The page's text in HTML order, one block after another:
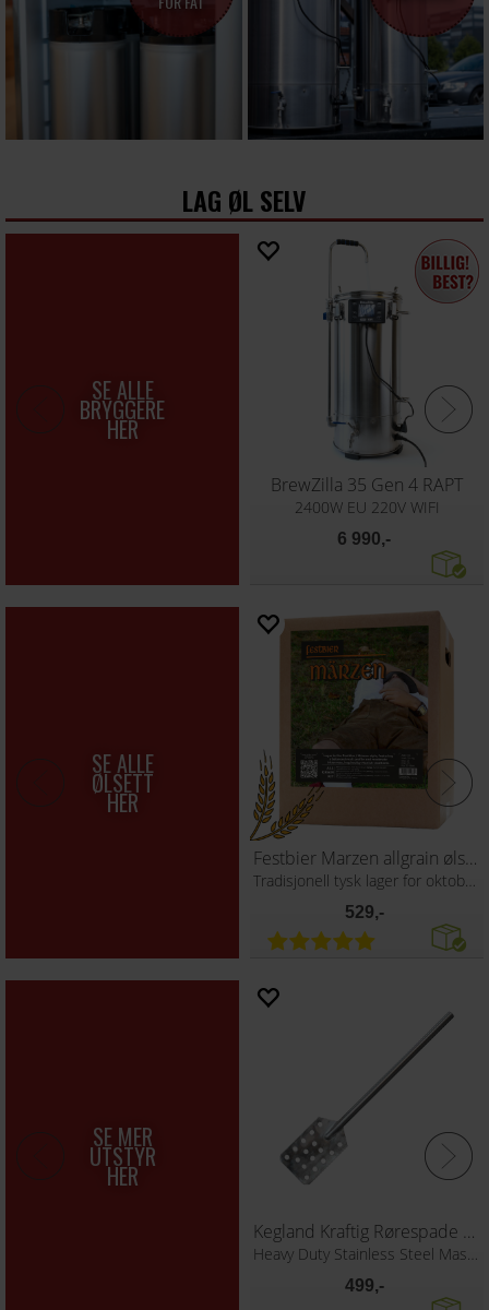
LAG ØL SELV
BrewZilla 35 Gen 3.1.1
35 liter bryggekjele
5 490,-
Bella Sera Italian Pilsner Allgrain Ølse
Lys, lett og forførende frisk!
419,-
FermZilla 30L Flat Bottom Fermenter
med kran, gjærlås og termometer
449,-